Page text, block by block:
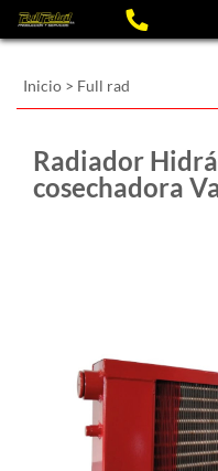
Inicio > Full rad
Radiador
cosechadora